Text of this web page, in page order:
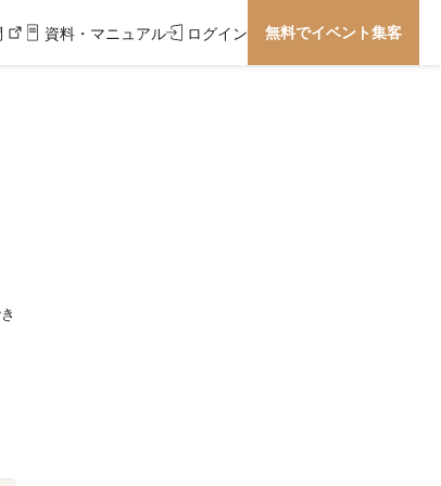
資料・マニュアル ログイン 無料でイベント集客